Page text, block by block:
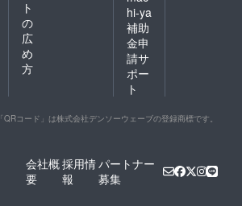
ト
の
広
め
方
hi-ya
補助
金申
請サ
ポー
ト
「QRコード」は株式会社デンソーウェーブの登録商標です。
会社概
要
採用情
報
パートナー
募集